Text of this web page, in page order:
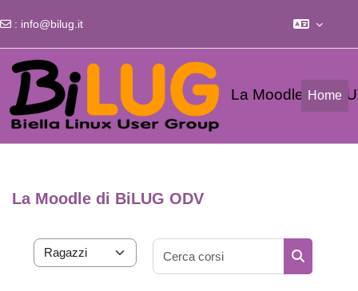
: info@bilug.it
La Moodle diHome
La Moodle di BiLUG ODV
Categorie di corso
Cerca corsi